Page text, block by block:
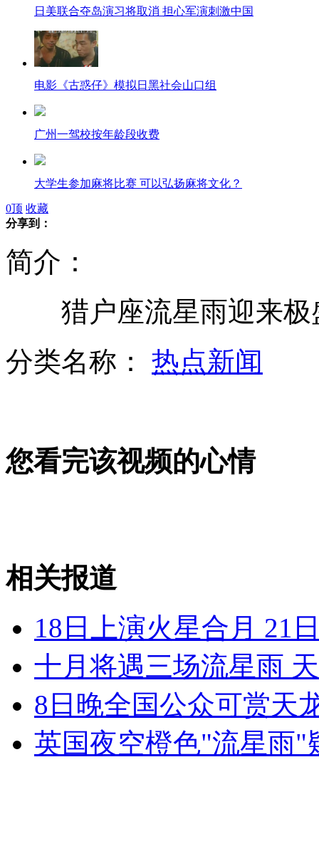
日美联合夺岛演习将取消 担心军演刺激中国
电影《古惑仔》模拟日黑社会山口组
广州一驾校按年龄段收费
大学生参加麻将比赛 可以弘扬麻将文化？
林丹获硕士学位引发争议 回应称可以理解
专家解"吃人团雾"为何青睐高速路
美国一大学接炸弹威胁数万人疏散
女孩北京地铁殴打老人 痛下狠手拳打脚踢
无痛分娩是否安全 医生回应
外交部：反对强权政治霸凌主义
0顶 收藏
分享到：
简介：
猎户座流星雨迎来极
分类名称： 热点新闻
您看完该视频的心情
相关报道
18日上演火星合月 21
十月将遇三场流星雨
8日晚全国公众可赏天
英国夜空橙色"流星雨"